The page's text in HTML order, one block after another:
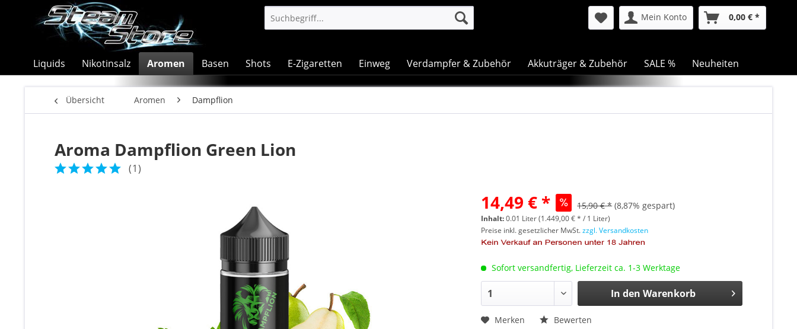
Mein Konto 0,00 € *
Liquids Nikotinsalz Aromen Basen Shots E-Zigaretten Einweg Verdampfer & Zubehör Akkuträger & Zubehör SALE % Neuheiten
Übersicht Aromen Dampflion
Aroma Dampflion Green Lion
(1)
14,49 € * 15,90 € * (8,87% gespart)
Inhalt:0.01 Liter (1.449,00 € * / 1 Liter)
Preise inkl. gesetzlicher MwSt.zzgl. Versandkosten
Sofort versandfertig, Lieferzeit ca. 1-3 Werktage
In den Warenkorb
Merken Bewerten